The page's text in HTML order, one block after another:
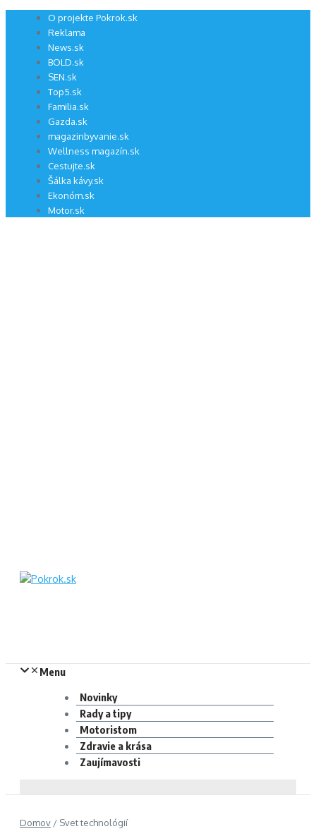
Preskočiť O projekte Pokrok.sk
Reklama
News.sk
BOLD.sk
SEN.sk
Top5.sk
Familia.sk
Gazda.sk
magazinbyvanie.sk
Wellness magazín.sk
Cestujte.sk
Šálka kávy.sk
Ekonóm.sk
Motor.sk
Menu
Novinky
Rady a tipy
Motoristom
Zdravie a krása
Zaujímavosti
Domov / Svet technológií